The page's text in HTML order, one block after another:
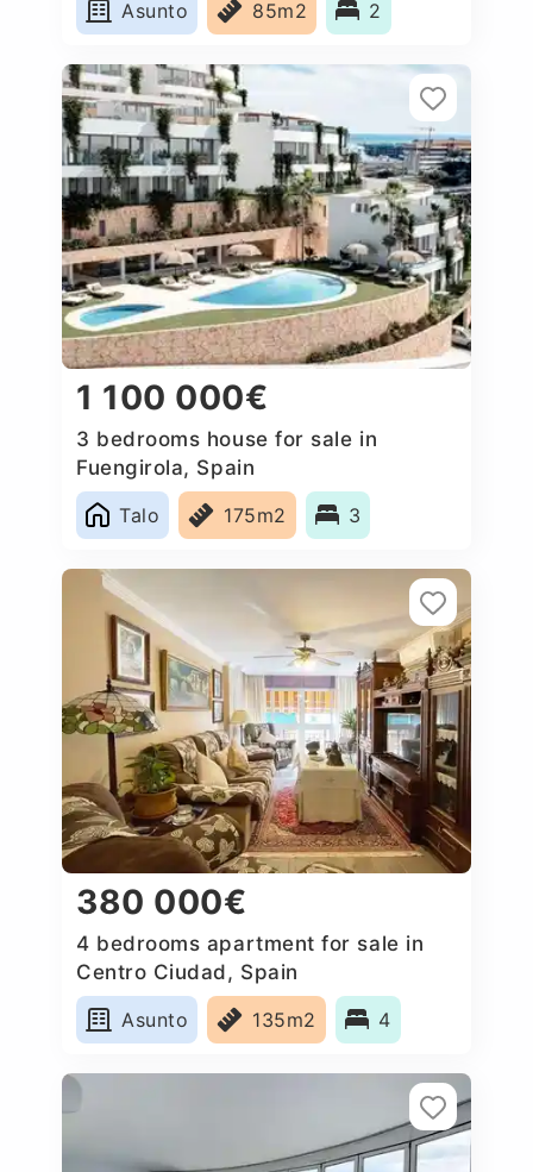
Asunto 85m2 2
1 100 000€
3 bedrooms house for sale in
Fuengirola, Spain
Talo
175m2 3
380 000€
4 bedrooms apartment for sale in
Centro Ciudad, Spain
Asunto
135m2 4